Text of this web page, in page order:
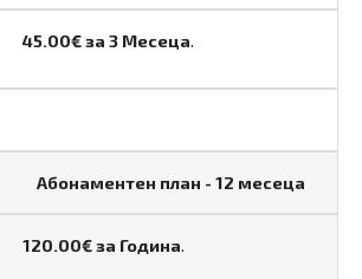
45.00€ за 3 Месеца.
Абонаментен план - 12 месеца
120.00€ за Година.